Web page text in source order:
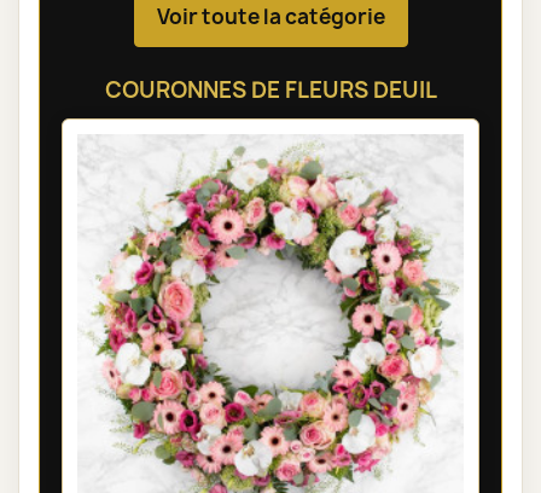
Voir toute la catégorie
COURONNES DE FLEURS DEUIL